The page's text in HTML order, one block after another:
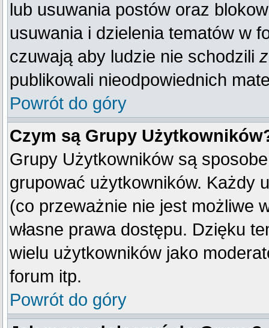
lub usuwania postów oraz
usuwania i dzielenia tematów w
czuwają aby ludzie nie schodzili
publikowali nieodpowiednich
Powrót do góry
Czym są Grupy
Grupy Użytkowników są
grupować użytkowników. Każdy
(co przeważnie nie jest możliwe
własne prawa dostępu. Dzięku
wielu użytkowników jako
forum itp.
Powrót do góry